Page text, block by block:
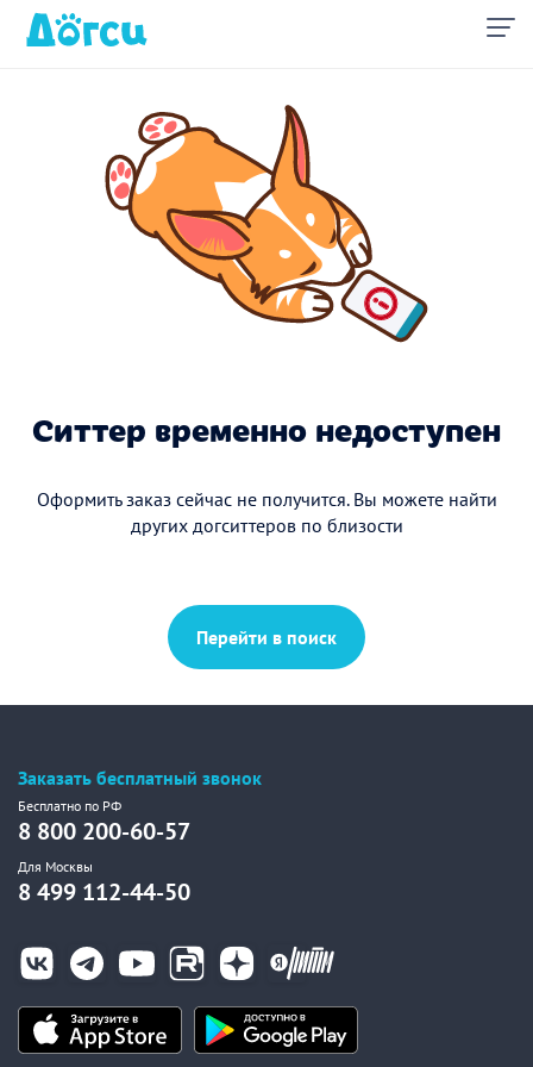
Ситтер временно недоступен
Оформить заказ сейчас не получится. Вы можете найти
других догситтеров по близости
Перейти в поиск
Заказать бесплатный звонок
Бесплатно по РФ
8 800 200-60-57
Для Москвы
8 499 112-44-50